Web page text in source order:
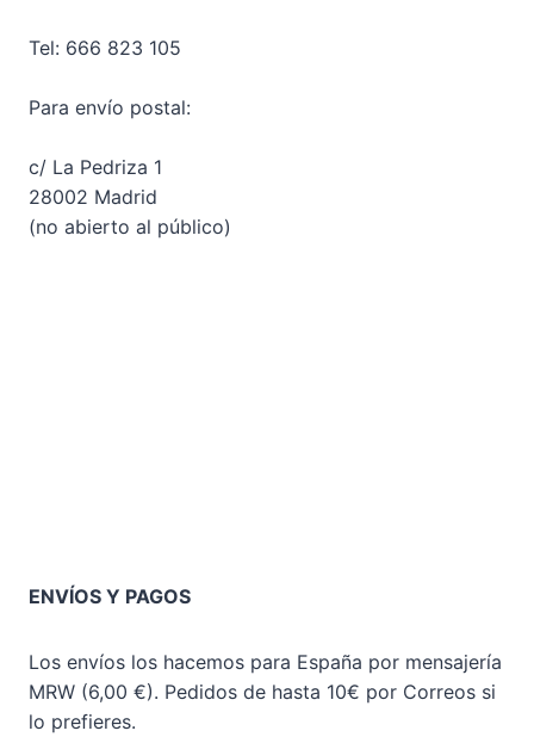
Tel: 666 823 105
Para envío postal:
c/ La Pedriza 1
28002 Madrid
(no abierto al público)
ENVÍOS Y PAGOS
Los envíos los hacemos para España por mensajería
MRW (6,00 €). Pedidos de hasta 10€ por Correos si
lo prefieres.